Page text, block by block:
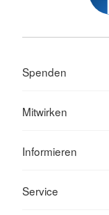
Spenden
Mitwirken
Informieren
Service